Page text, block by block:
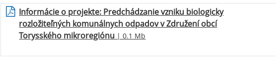
Informácie o projekte: Predchádzanie vzniku biologicky
rozložiteľných komunálnych odpadov v Združení obcí
Torysského mikroregiónu | 0.1 Mb